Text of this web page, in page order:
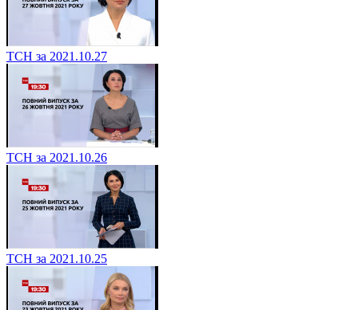
ТСН за 2021.10.27
ТСН за 2021.10.26
ТСН за 2021.10.25